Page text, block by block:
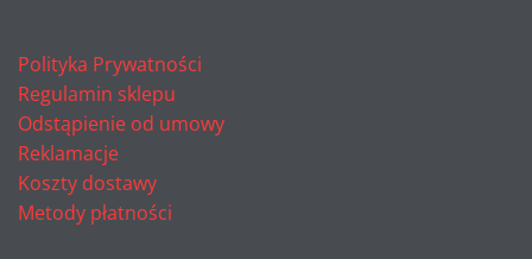
Polityka Prywatności
Regulamin sklepu
Odstąpienie od umowy
Reklamacje
Koszty dostawy
Metody płatności